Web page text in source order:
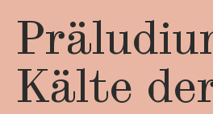
Kälte